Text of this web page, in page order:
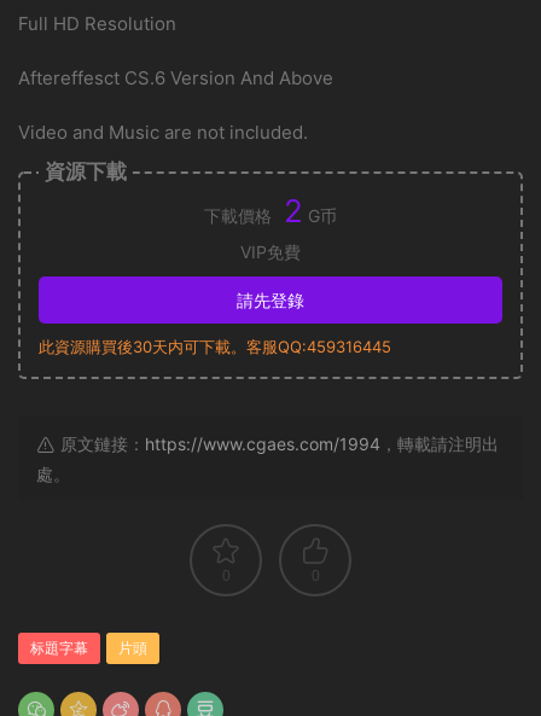
Full HD Resolution
Aftereffesct CS.6 Version And Above
Video and Music are not included.
資源下載
下載價格 2 G币
VIP免費
請先登錄
此資源購買後30天内可下載。客服QQ:459316445
原文鏈接： https://www.cgaes.com/1994 ，轉載請注明出
處。
0 0
标題字幕 片頭